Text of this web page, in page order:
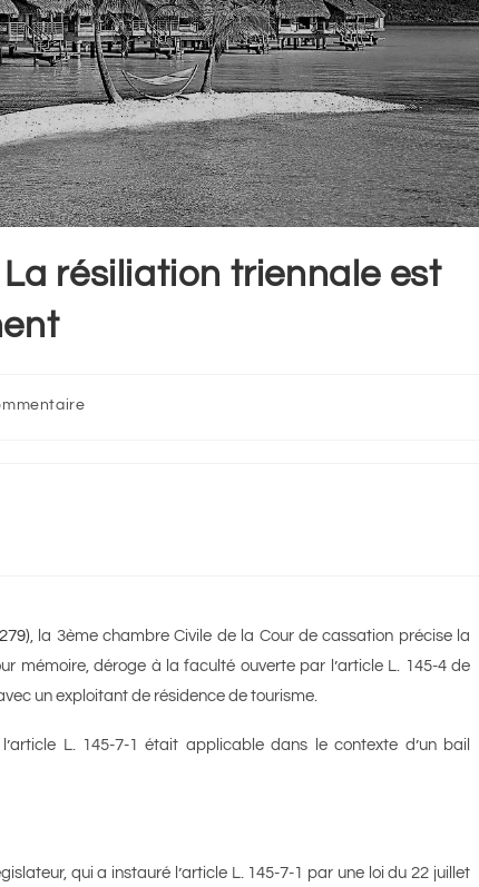
résiliation triennale est
, la 3ème chambre Civile de la Cour de cassation précise la
mémoire, déroge à la faculté ouverte par l’article L. 145-4 de
un exploitant de résidence de tourisme.
L. 145-7-1 était applicable dans le contexte d’un bail
qui a instauré l’article L. 145-7-1 par une loi du 22 juillet